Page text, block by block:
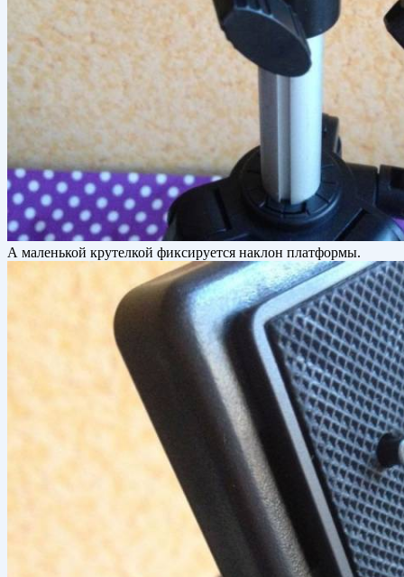
А маленькой крутелкой фиксируется наклон платформы.